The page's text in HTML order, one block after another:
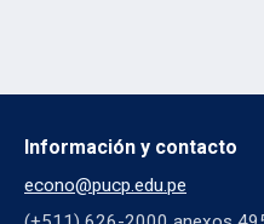
Información y contacto
econo@pucp.edu.pe